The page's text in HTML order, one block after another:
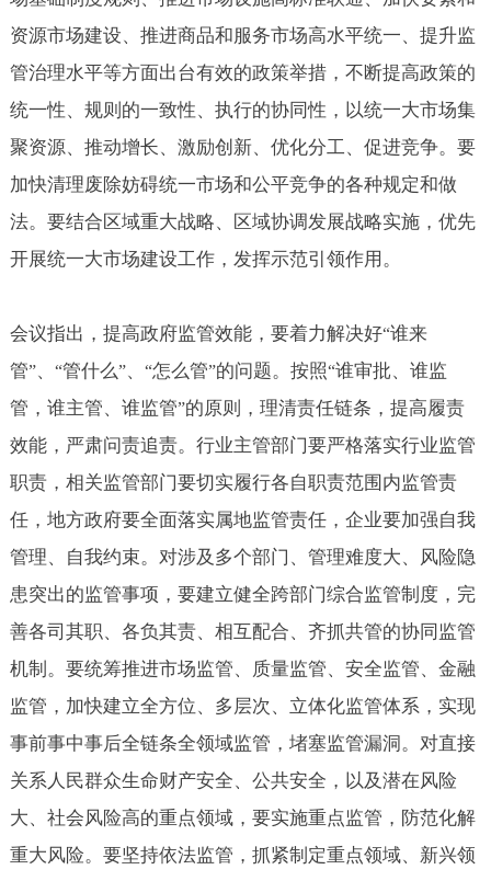
资源市场建设、推进商品和服务市场高水平统一、提升监
管治理水平等方面出台有效的政策举措，不断提高政策的
统一性、规则的一致性、执行的协同性，以统一大市场集
聚资源、推动增长、激励创新、优化分工、促进竞争。要
加快清理废除妨碍统一市场和公平竞争的各种规定和做
法。要结合区域重大战略、区域协调发展战略实施，优先
开展统一大市场建设工作，发挥示范引领作用。
会议指出，提高政府监管效能，要着力解决好“谁来
管”、 “管什么”、 “怎么管”的问题。按照“谁审批、谁监
管，谁主管、谁监管”的原则，理清责任链条，提高履责
效能，严肃问责追责。行业主管部门要严格落实行业监管
职责，相关监管部门要切实履行各自职责范围内监管责
任，地方政府要全面落实属地监管责任，企业要加强自我
管理、自我约束。对涉及多个部门、管理难度大、风险隐
患突出的监管事项，要建立健全跨部门综合监管制度，完
善各司其职、各负其责、相互配合、齐抓共管的协同监管
机制。要统筹推进市场监管、质量监管、安全监管、金融
监管，加快建立全方位、多层次、立体化监管体系，实现
事前事中事后全链条全领域监管，堵塞监管漏洞。对直接
关系人民群众生命财产安全、公共安全，以及潜在风险
大、社会风险高的重点领域，要实施重点监管，防范化解
重大风险。要坚持依法监管，抓紧制定重点领域、新兴领